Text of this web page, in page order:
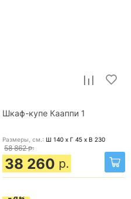
Шкаф-купе Кааппи 1
Размеры, cм.: Ш 140 x Г 45 x В 230
58 862 р.
38 260 р.